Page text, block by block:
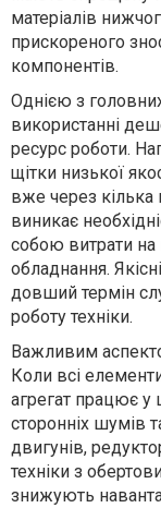
матеріалів
прискореного
компонентів.
Однією з
використанні
ресурс роботи.
щітки низької
вже через кілька
виникає
собою витрати на
обладнання.
довший термін
роботу техніки.
Важливим
Коли всі
агрегат працює
сторонніх шумів
двигунів,
техніки з
знижують